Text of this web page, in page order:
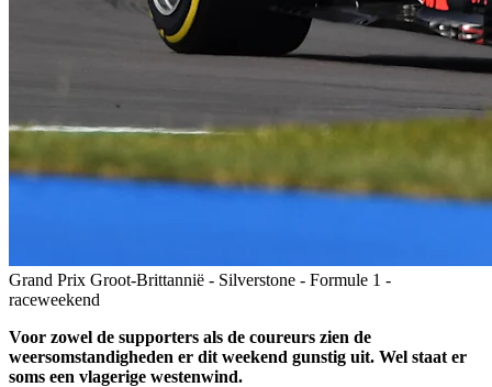
Grand Prix Groot-Brittannië - Silverstone - Formule 1 -
raceweekend
Voor zowel de supporters als de coureurs zien de
weersomstandigheden er dit weekend gunstig uit. Wel staat er
soms een vlagerige westenwind.